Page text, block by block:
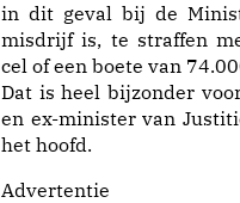
in dit geval bij de
misdrijf is, te straffen
cel of een boete van
Dat is heel bijzonder
en ex-minister van
het hoofd.
Advertentie